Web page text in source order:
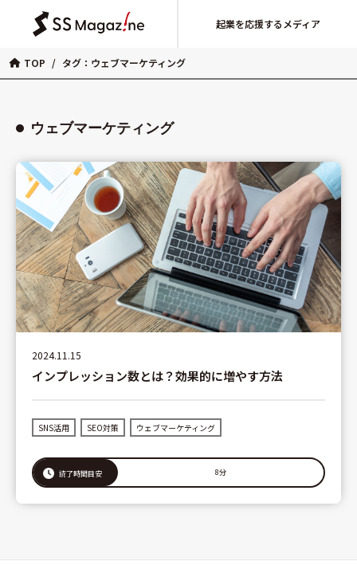
起業を応援するメディア
TOP / タグ：ウェブマーケティング
ウェブマーケティング
2024.11.15
インプレッション数とは？効果的に増やす方法
SNS活用 SEO対策 ウェブマーケティング
読了時間目安 8分